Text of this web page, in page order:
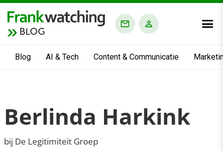
BLOG
Blog AI & Tech Content & Communicatie
Berlinda Harkink
bij De Legitimiteit Groep